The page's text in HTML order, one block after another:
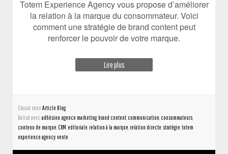
Totem Experience Agency vous propose d’améliorer
la relation à la marque du consommateur. Voici
comment une stratégie de brand content peut
renforcer le pouvoir de votre marque.
Lire plus
Classé sous :Article Blog
Balisé avec :adhésion agence marketing, brand content, communication consommateurs,
contenu de marque CRM editoriale relation à la marque relation directe stratégie totem
experience agency, vente